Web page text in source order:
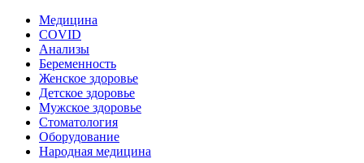
Медицина
COVID
Анализы
Беременность
Женское здоровье
Детское здоровье
Мужское здоровье
Стоматология
Оборудование
Народная медицина